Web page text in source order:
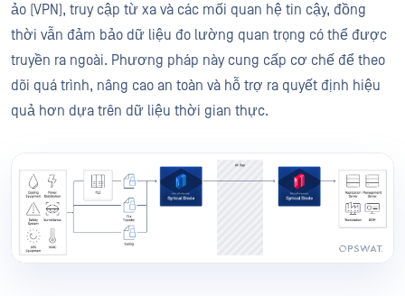
ảo (VPN), truy cập từ xa và các mối quan hệ tin cậy, đồng
thời vẫn đảm bảo dữ liệu đo lường quan trọng có thể được
truyền ra ngoài. Phương pháp này cung cấp cơ chế để theo
dõi quá trình, nâng cao an toàn và hỗ trợ ra quyết định hiệu
quả hơn dựa trên dữ liệu thời gian thực.